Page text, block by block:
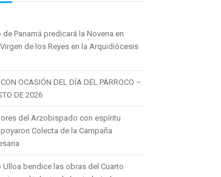
Panamá predicará la Novena en
de los Reyes en la Arquidiócesis
OCASIÓN DEL DÍA DEL PÁRROCO –
DE 2026
del Arzobispado con espíritu
Colecta de la Campaña
bendice las obras del Cuarto